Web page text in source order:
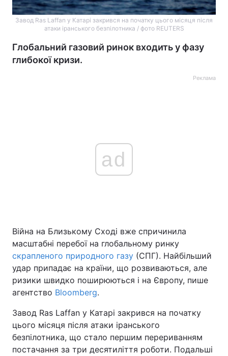
Завод Ras Laffan у Катарі закрився на початку цього місяця після
атаки іранського безпілотника / фото REUTERS
Глобальний газовий ринок входить у фазу
глибокої кризи.
Реклама
ad
Війна на Близькому Сході вже спричинила
масштабні перебої на глобальному ринку
скрапленого природного газу (СПГ). Найбільший
удар припадає на країни, що розвиваються, але
ризики швидко поширюються і на Європу, пише
агентство Bloomberg.
Завод Ras Laffan у Катарі закрився на початку
цього місяця після атаки іранського
безпілотника, що стало першим перериванням
постачання за три десятиліття роботи. Подальші